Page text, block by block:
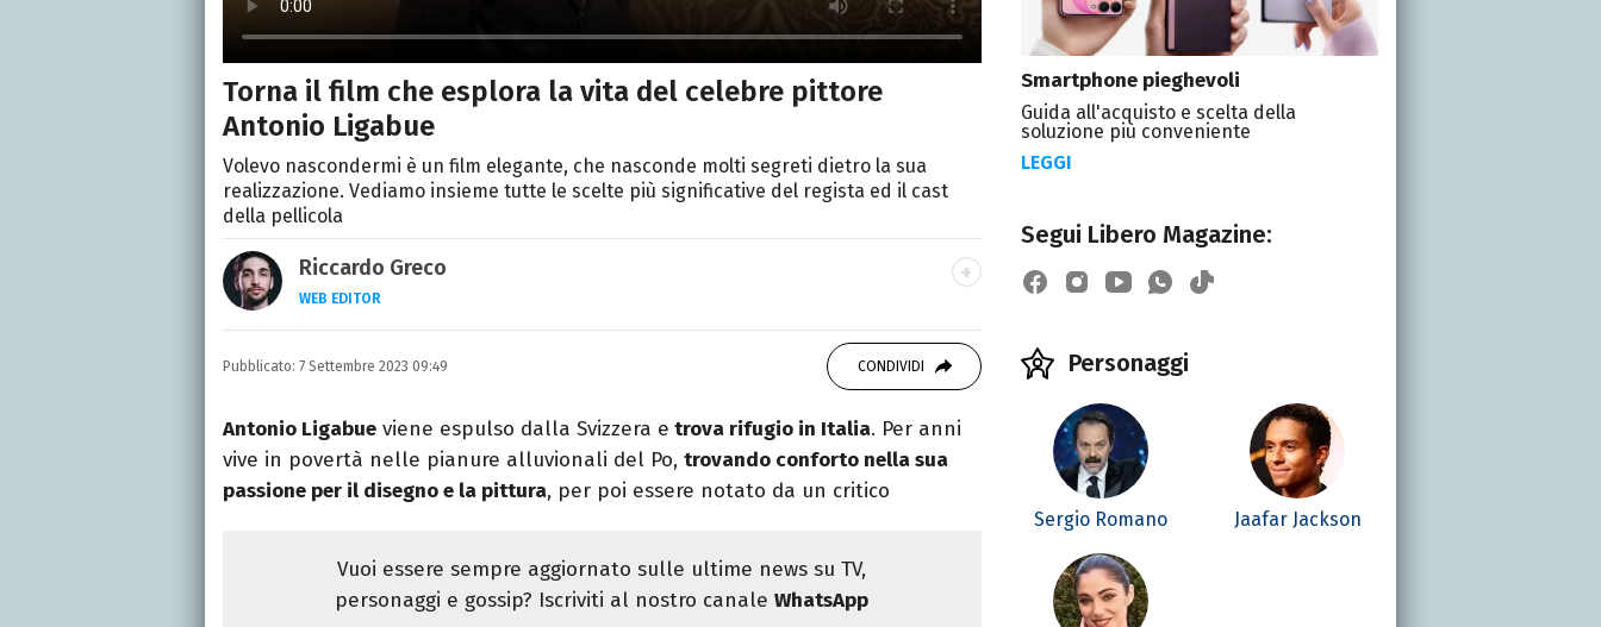
Torna il film che esplora la vita del celebre pittore
Antonio Ligabue
Volevo nascondermi è un film elegante, che nasconde molti segreti dietro la sua
realizzazione. Vediamo insieme tutte le scelte più significative del regista ed il cast
della pellicola
Riccardo Greco
WEB EDITOR
LINKEDIN
Si avvicina all'editoria studiando all'IED come Fashion Editor. Si
specializza poi in Comunicazione digitale, Giornalismo e Nuovi media
presso La Sapienza, collaborando con alcune testate ed uffici stampa.
Pubblicato: 7 Settembre 2023 09:49 CONDIVIDI
Antonio Ligabue viene espulso dalla Svizzera e trova rifugio in Italia. Per anni
vive in povertà nelle pianure alluvionali del Po, trovando conforto nella sua
passione per il disegno e la pittura, per poi essere notato da un critico
Vuoi essere sempre aggiornato sulle ultime news su TV,
personaggi e gossip? Iscriviti al nostro canaleWhatsApp
Smartphone pieghevoli
Guida all'acquisto e scelta della
soluzione più conveniente
LEGGI
Segui Libero Magazine:
Personaggi
Sergio Romano Jaafar Jackson